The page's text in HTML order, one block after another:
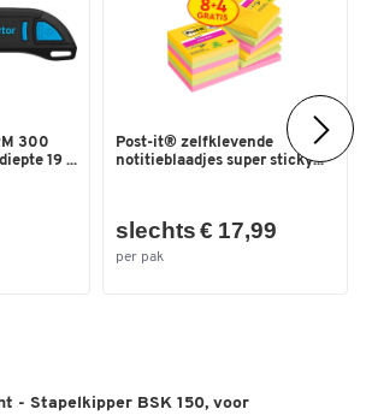
300
19 ...
Post-it® zelfklevende
notitieblaadjes super sticky...
slechts € 17,99
per pak
- Stapelkipper BSK 150, voor